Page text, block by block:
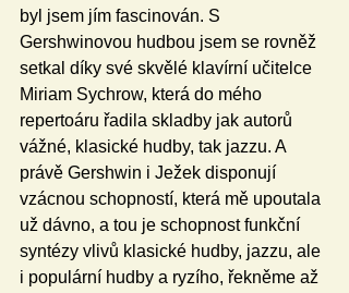
byl jsem jím fascinován. S
Gershwinovou hudbou jsem se rovněž
setkal díky své skvělé klavírní učitelce
Miriam Sychrow, která do mého
repertoáru řadila skladby jak autorů
vážné, klasické hudby, tak jazzu. A
právě Gershwin i Ježek disponují
vzácnou schopností, která mě upoutala
už dávno, a tou je schopnost funkční
syntézy vlivů klasické hudby, jazzu, ale
i populární hudby a ryzího, řekněme až